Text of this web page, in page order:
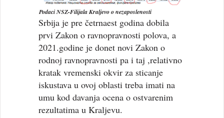
Podaci NSZ-Filijala Kraljevo o nezaposlenosti
Srbija je pre četrnaest godina dobila
prvi Zakon o ravnopravnosti polova, a
2021.godine je donet novi Zakon o
rodnoj ravnopravnosti pa i taj ,relativno
kratak vremenski okvir za sticanje
iskustava u ovoj oblasti treba imati na
umu kod davanja ocena o ostvarenim
rezultatima u Kraljevu.